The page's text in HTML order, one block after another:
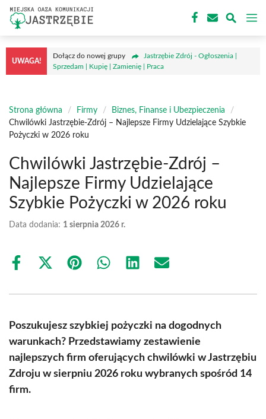
Przejdź
treści
UWAGA!
Dołącz do nowej grupy
Jastrzębie Zdrój - Ogłoszenia |
Sprzedam | Kupię | Zamienię | Praca
Strona główna / Firmy / Biznes, Finanse i Ubezpieczenia
/
Chwilówki Jastrzębie-Zdrój – Najlepsze Firmy Udzielające Szybkie
Pożyczki w 2026 roku
Chwilówki Jastrzębie-Zdrój –
Najlepsze Firmy Udzielające
Szybkie Pożyczki w 2026 roku
Data dodania: 1 sierpnia 2026 r.
Share
Share
(Twitter)
Share Share Share Share
Poszukujesz szybkiej pożyczki na dogodnych
warunkach? Przedstawiamy zestawienie
najlepszych firm oferujących chwilówki w Jastrzębiu
Zdroju w sierpniu 2026 roku wybranych spośród 14
firm.